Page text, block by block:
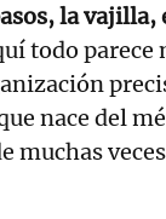
la vajilla,
todo parece
nace del